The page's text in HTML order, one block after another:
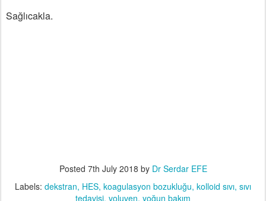
Sağlıcakla.
Posted 7th July 2018 by Dr Serdar EFE
Labels: dekstran HES koagulasyon bozukluğu kolloid sıvı sıvı
tedavisi voluven yoğun bakım